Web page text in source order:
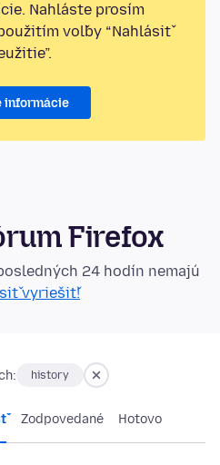
Nahláste prosím
voľby “Nahlásiť
informácie
Firefox
24 hodín nemajú
vyriešiť!
history
Zodpovedané Hotovo